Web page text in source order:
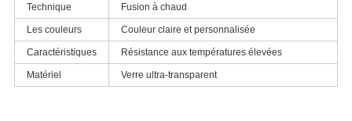
Technique Fusion à chaud
Les couleurs Couleur claire et personnalisée
Caractéristiques Résistance aux températures élevées
Matériel Verre ultra-transparent